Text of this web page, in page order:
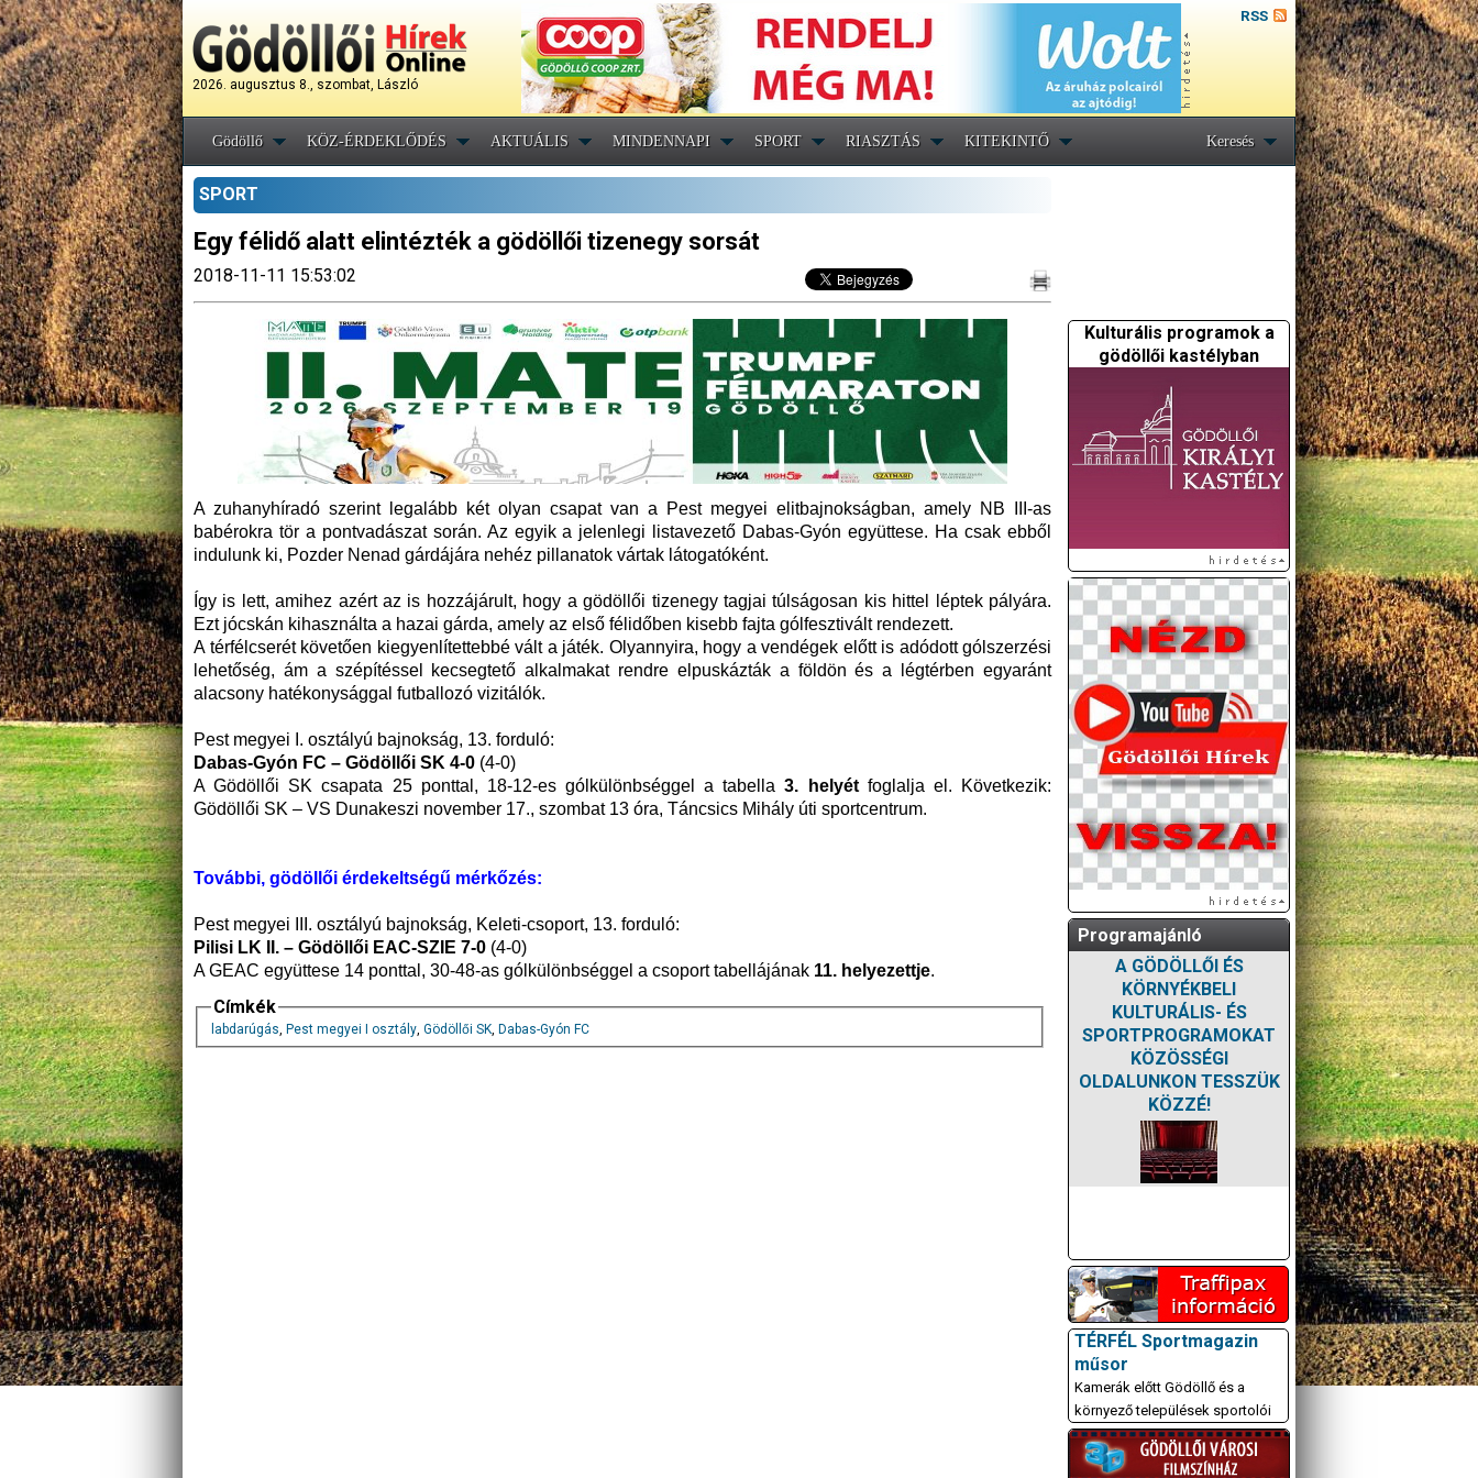
2026. augusztus 8., szombat, László
RSS
Gödöllő KÖZ-ÉRDEKLŐDÉS AKTUÁLIS MINDENNAPI SPORT RIASZTÁS KITEKINTŐ Keresés
SPORT
Egy félidő alatt elintézték a gödöllői tizenegy sorsát
2018-11-11 15:53:02
A zuhanyhíradó szerint legalább két olyan csapat van a Pest megyei elitbajnokságban, amely NB III-as
babérokra tör a pontvadászat során. Az egyik a jelenlegi listavezető Dabas-Gyón együttese. Ha csak ebből
indulunk ki, Pozder Nenad gárdájára nehéz pillanatok vártak látogatóként.
Így is lett, amihez azért az is hozzájárult, hogy a gödöllői tizenegy tagjai túlságosan kis hittel léptek pályára.
Ezt jócskán kihasználta a hazai gárda, amely az első félidőben kisebb fajta gólfesztivált rendezett.
A térfélcserét követően kiegyenlítettebbé vált a játék. Olyannyira, hogy a vendégek előtt is adódott gólszerzési
lehetőség, ám a szépítéssel kecsegtető alkalmakat rendre elpuskázták a földön és a légtérben egyaránt
alacsony hatékonysággal futballozó vizitálók.
Pest megyei I. osztályú bajnokság, 13. forduló:
Dabas-Gyón FC – Gödöllői SK 4-0 (4-0)
A Gödöllői SK csapata 25 ponttal, 18-12-es gólkülönbséggel a tabella3. helyét foglalja el. Következik:
Gödöllői SK – VS Dunakeszi november 17., szombat 13 óra, Táncsics Mihály úti sportcentrum.
További, gödöllői érdekeltségű mérkőzés:
Pest megyei III. osztályú bajnokság, Keleti-csoport, 13. forduló:
Pilisi LK II. – Gödöllői EAC-SZIE 7-0 (4-0)
A GEAC együttese 14 ponttal, 30-48-as gólkülönbséggel a csoport tabellájának 11. helyezettje.
Címkék
labdarúgás, Pest megyei I osztály, Gödöllői SK, Dabas-Gyón FC
Kulturális programok a
gödöllői kastélyban
Programajánló
A GÖDÖLLŐI ÉS
KÖRNYÉKBELI
KULTURÁLIS- ÉS
SPORTPROGRAMOKAT
KÖZÖSSÉGI
OLDALUNKON TESSZÜK
KÖZZÉ!
TÉRFÉL Sportmagazin
műsor
Kamerák előtt Gödöllő és a
környező települések sportolói